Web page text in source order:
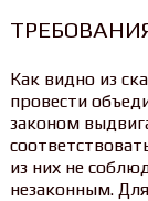
Как видно из
провести
законом
из них не
незаконным.